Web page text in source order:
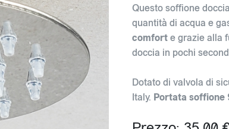
Questo soffione
quantità di acqua e
comforte grazie alla
doccia in pochi
Dotato di valvola di
Italy. Portata soffione